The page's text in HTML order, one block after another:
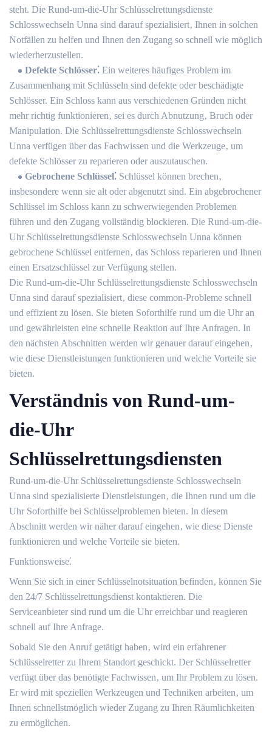
steht.​ Die Rund-um-die-Uhr Schlüsselrettungsdienste
Schlosswechseln Unna sind darauf spezialisiert‚ Ihnen in solchen
Notfällen zu helfen und Ihnen den Zugang so schnell wie möglich
wiederherzustellen.​
Defekte Schlösser⁚ Ein weiteres häufiges Problem im
Zusammenhang mit Schlüsseln sind defekte oder beschädigte
Schlösser.​ Ein Schloss kann aus verschiedenen Gründen nicht
mehr richtig funktionieren‚ sei es durch Abnutzung‚ Bruch oder
Manipulation.​ Die Schlüsselrettungsdienste Schlosswechseln
Unna verfügen über das Fachwissen und die Werkzeuge‚ um
defekte Schlösser zu reparieren oder auszutauschen.
Gebrochene Schlüssel⁚ Schlüssel können brechen‚
insbesondere wenn sie alt oder abgenutzt sind.​ Ein abgebrochener
Schlüssel im Schloss kann zu schwerwiegenden Problemen
führen und den Zugang vollständig blockieren.​ Die Rund-um-die-
Uhr Schlüsselrettungsdienste Schlosswechseln Unna können
gebrochene Schlüssel entfernen‚ das Schloss reparieren und Ihnen
einen Ersatzschlüssel zur Verfügung stellen.​
Die Rund-um-die-Uhr Schlüsselrettungsdienste Schlosswechseln
Unna sind darauf spezialisiert‚ diese common-Probleme schnell
und effizient zu lösen. Sie bieten Soforthilfe rund um die Uhr an
und gewährleisten eine schnelle Reaktion auf Ihre Anfragen.​ In
den nächsten Abschnitten werden wir genauer darauf eingehen‚
wie diese Dienstleistungen funktionieren und welche Vorteile sie
bieten.​
Verständnis von Rund-um-
die-Uhr
Schlüsselrettungsdiensten
Rund-um-die-Uhr Schlüsselrettungsdienste Schlosswechseln
Unna sind spezialisierte Dienstleistungen‚ die Ihnen rund um die
Uhr Soforthilfe bei Schlüsselproblemen bieten.​ In diesem
Abschnitt werden wir näher darauf eingehen‚ wie diese Dienste
funktionieren und welche Vorteile sie bieten.​
Funktionsweise⁚
Wenn Sie sich in einer Schlüsselnotsituation befinden‚ können Sie
den 24/7 Schlüsselrettungsdienst kontaktieren.​ Die
Serviceanbieter sind rund um die Uhr erreichbar und reagieren
schnell auf Ihre Anfrage.​
Sobald Sie den Anruf getätigt haben‚ wird ein erfahrener
Schlüsselretter zu Ihrem Standort geschickt.​ Der Schlüsselretter
verfügt über das benötigte Fachwissen‚ um Ihr Problem zu lösen.
Er wird mit speziellen Werkzeugen und Techniken arbeiten‚ um
Ihnen schnellstmöglich wieder Zugang zu Ihren Räumlichkeiten
zu ermöglichen.​